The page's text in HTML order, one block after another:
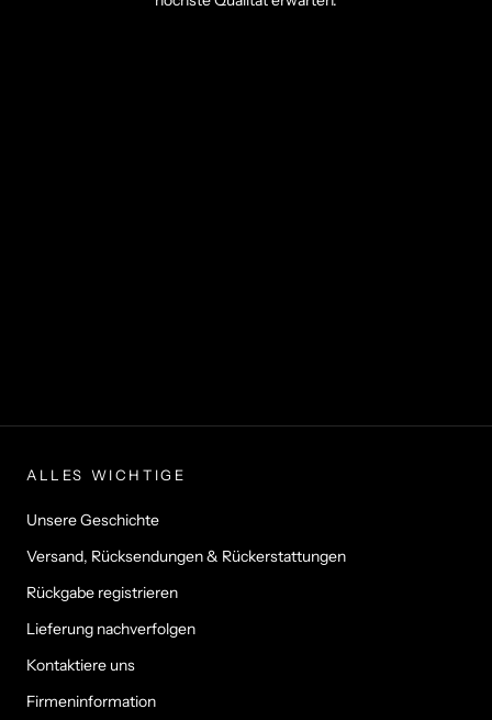
ALLES WICHTIGE
Unsere Geschichte
Versand, Rücksendungen & Rückerstattungen
Rückgabe registrieren
Lieferung nachverfolgen
Kontaktiere uns
Firmeninformation